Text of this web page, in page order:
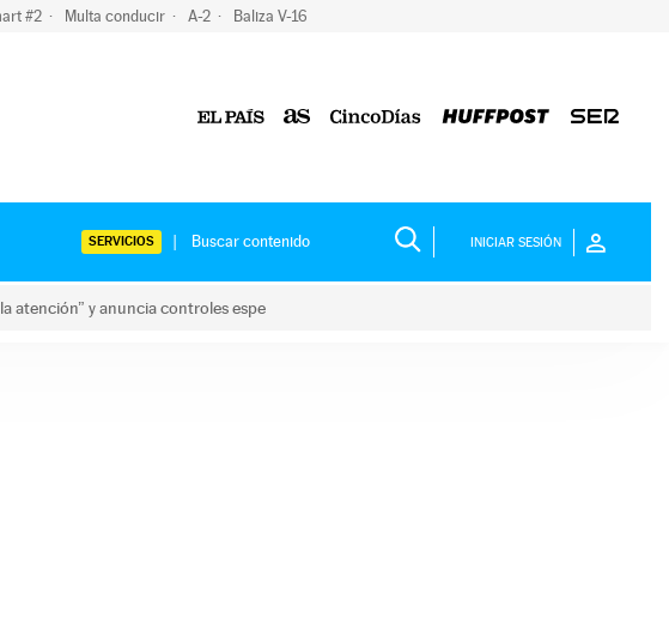
#2 Multa conducir A-2 Baliza V-16
SERVICIOS INICIAR SESIÓN
atención” y anuncia controles espe